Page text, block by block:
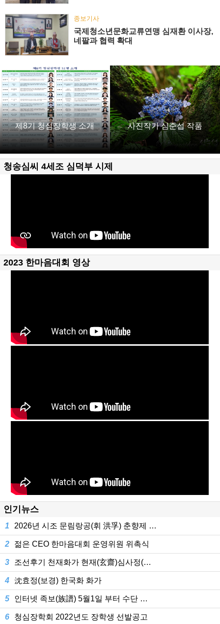
종보기사
국제청소년문화교류연맹 심재환 이사장,
네팔과 협력 확대
제8기 청심장학생 소개 사진작가 심준섭 작품
청송심씨 4세조 심덕부 시제
2023 한마음대회 영상
인기뉴스
1 2026년 시조 문림랑공(휘 洪孚) 춘향제 …
2 젊은 CEO 한마음대회 운영위원 위촉식
3 조선후기 천재화가 현재(玄齋)심사정(…
4 沈효정(보경) 한국화 화가
5 인터넷 족보(族譜) 5월1일 부터 수단 …
6 청심장학회 2022년도 장학생 선발공고